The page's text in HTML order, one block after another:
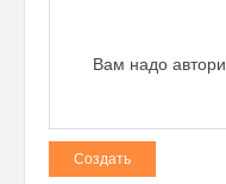
Вам надо
Создать